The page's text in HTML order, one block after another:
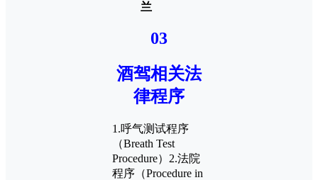
兰
03
酒驾相关法
律程序
1.呼气测试程序
（Breath Test
Procedure）2.法院
程序（Procedure in